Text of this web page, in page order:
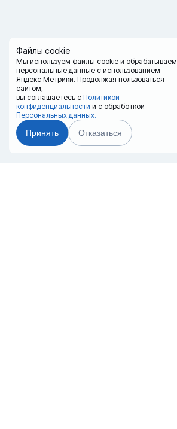
Файлы cookie
Мы используем файлы cookie и обрабатываем
персональные данные с использованием
Яндекс Метрики. Продолжая пользоваться
сайтом,
вы соглашаетесь с Политикой
конфиденциальности и с обработкой
Персональных данных.
Принять Отказаться